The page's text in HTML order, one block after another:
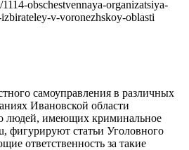
obschestvennaya-organizatsiya-
v-voronezhskoy-oblasti
самоуправления в различных
Ивановской области
людей, имеющих криминальное
статьи Уголовного
ответственность за такие